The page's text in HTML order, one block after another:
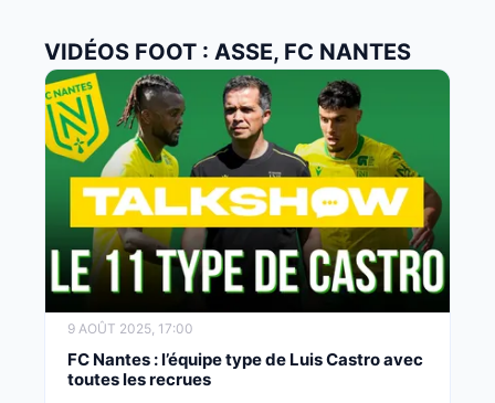
VIDÉOS FOOT : ASSE, FC NANTES
9 AOÛT 2025, 17:00
FC Nantes : l’équipe type de Luis Castro avec
toutes les recrues